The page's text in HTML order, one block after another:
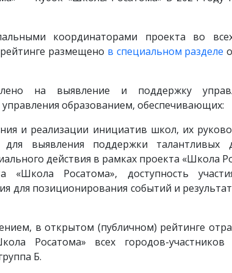
координаторами проекта во
размещено в специальном разделе
на выявление и поддержку
образованием, обеспечивающих:
и реализации инициатив школ, их
выявления поддержки талантливых
действия в рамках проекта «Школа
«Школа Росатома», доступность
для позиционирования событий и
в открытом (публичном) рейтинге
Росатома» всех городов-
Б.